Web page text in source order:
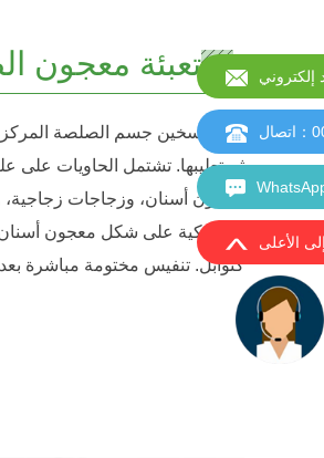
تعبئة معجون
ثم تعليبها. تشتمل الحاويات
معجون أسنان، وزجاجات زجاجية،
بلاستيكية على شكل معجون
كتوابل. تنفيس مختومة مباشرة بعد
إلكتروني
：اتصال
الأعلى